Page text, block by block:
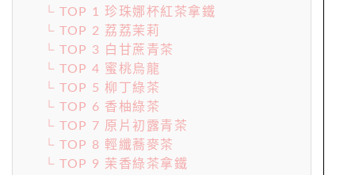
└ TOP 1 珍珠娜杯紅茶拿鐵
└ TOP 2 荔荔茉莉
└ TOP 3 白甘蔗青茶
└ TOP 4 蜜桃烏龍
└ TOP 5 柳丁綠茶
└ TOP 6 香柚綠茶
└ TOP 7 原片初露青茶
└ TOP 8 輕纖蕎麥茶
└ TOP 9 茉香綠茶拿鐵